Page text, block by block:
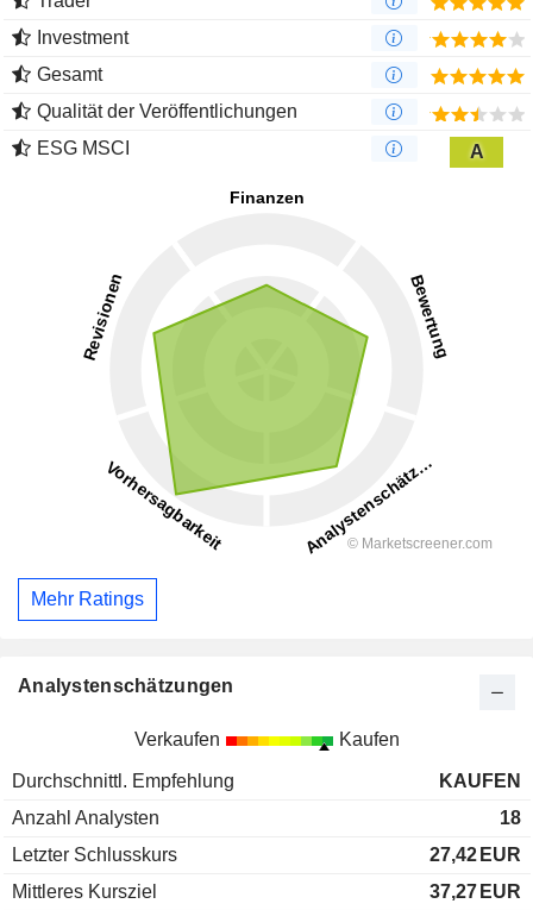
Investment
Gesamt
Qualität der Veröffentlichungen
ESG MSCI
A
Mehr Ratings
Analystenschätzungen
Verkaufen Kaufen
Durchschnittl. Empfehlung
KAUFEN
Anzahl Analysten
18
Letzter Schlusskurs
27,42 EUR
Mittleres Kursziel
37,27 EUR